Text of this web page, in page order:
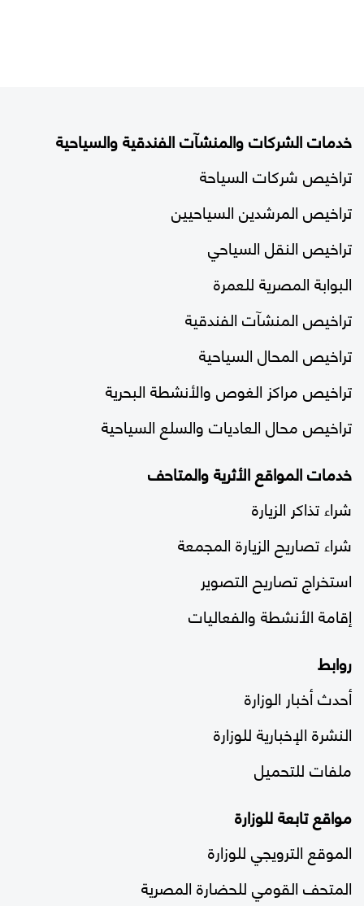
خدمات الشركات والمنشآت الفندقية والسياحية
تراخيص شركات السياحة
تراخيص المرشدين السياحيين
تراخيص النقل السياحي
البوابة المصرية للعمرة
تراخيص المنشآت الفندقية
تراخيص المحال السياحية
تراخيص مراكز الغوص والأنشطة البحرية
تراخيص محال العاديات والسلع السياحية
خدمات المواقع الأثرية والمتاحف
شراء تذاكر الزيارة
شراء تصاريح الزيارة المجمعة
استخراج تصاريح التصوير
إقامة الأنشطة والفعاليات
روابط
أحدث أخبار الوزارة
النشرة الإخبارية للوزارة
ملفات للتحميل
مواقع تابعة للوزارة
الموقع الترويجي للوزارة
المتحف القومي للحضارة المصرية